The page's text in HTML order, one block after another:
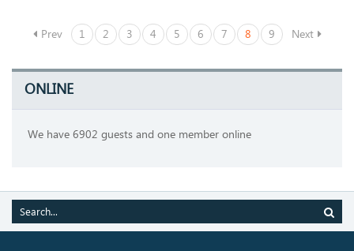
Prev 1 2 3 4 5 6 7 8 9 Next
ONLINE
We have 6902 guests and one member online